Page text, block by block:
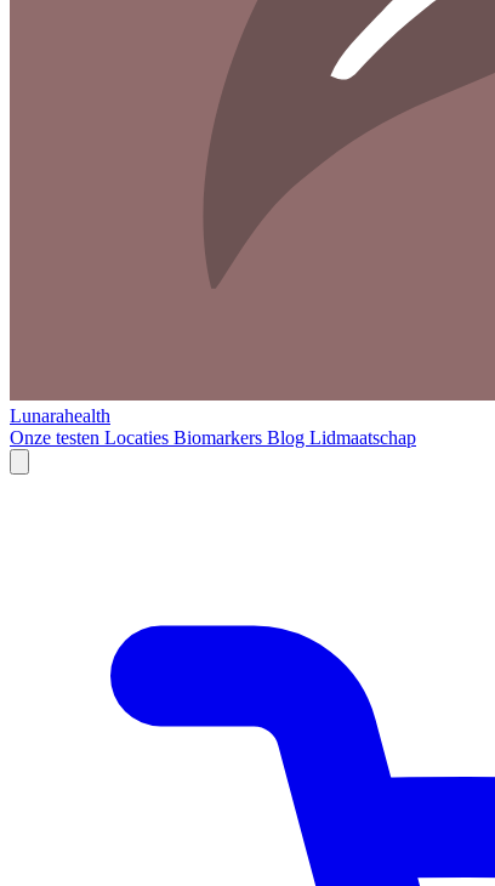
Lunarahealth
Onze testen Locaties Biomarkers Blog Lidmaatschap